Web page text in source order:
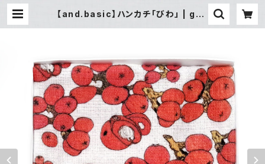
【and.basic】ハンカチ「びわ」 | gall